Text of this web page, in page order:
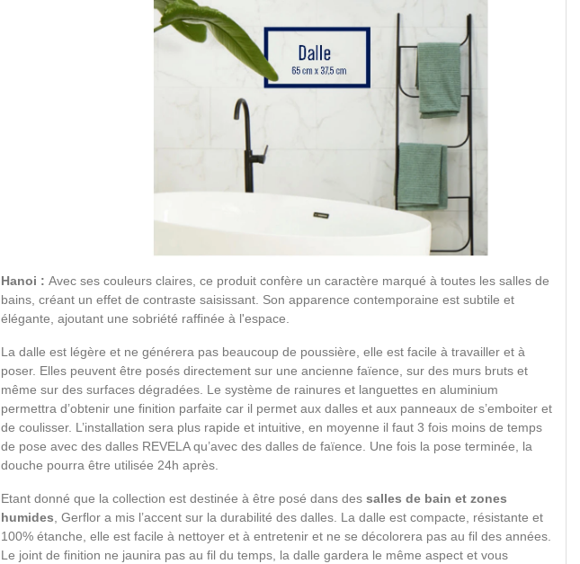
Hanoi : Avec ses couleurs claires, ce produit confère un caractère marqué à toutes les salles de
bains, créant un effet de contraste saisissant. Son apparence contemporaine est subtile et
élégante, ajoutant une sobriété raffinée à l'espace.
La dalle est légère et ne générera pas beaucoup de poussière, elle est facile à travailler et à
poser. Elles peuvent être posés directement sur une ancienne faïence, sur des murs bruts et
même sur des surfaces dégradées. Le système de rainures et languettes en aluminium
permettra d’obtenir une finition parfaite car il permet aux dalles et aux panneaux de s’emboiter et
de coulisser. L’installation sera plus rapide et intuitive, en moyenne il faut 3 fois moins de temps
de pose avec des dalles REVELA qu’avec des dalles de faïence. Une fois la pose terminée, la
douche pourra être utilisée 24h après.
Etant donné que la collection est destinée à être posé dans des salles de bain et zones
humides, Gerflor a mis l’accent sur la durabilité des dalles. La dalle est compacte, résistante et
100% étanche, elle est facile à nettoyer et à entretenir et ne se décolorera pas au fil des années.
Le joint de finition ne jaunira pas au fil du temps, la dalle gardera le même aspect et vous